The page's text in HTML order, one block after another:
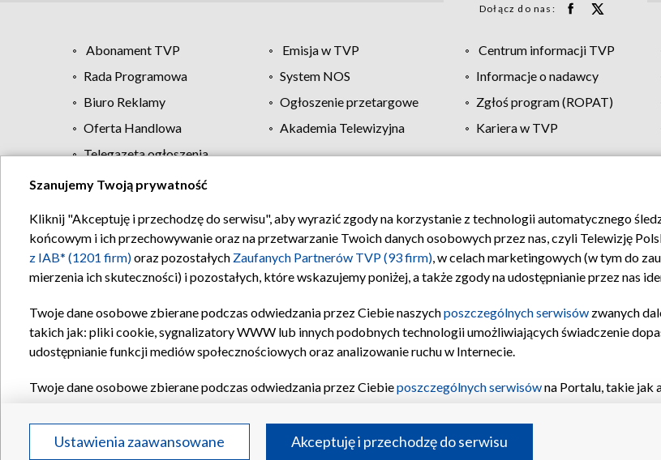
Dołącz do nas:
Abonament TVP Emisja w TVP Centrum informacji TVP
Rada Programowa
System NOS Informacje o nadawcy
Biuro Reklamy
Ogłoszenie przetargowe Zgłoś program (ROPAT)
Oferta Handlowa
Akademia Telewizyjna Kariera w TVP
Telegazeta ogłoszenia
Regulamin TVP Polityka prywatności Moje zgody Pomoc
Szanujemy Twoją prywatność
Kliknij "Akceptuję i przechodzę do serwisu", aby wyrazić zgody na korzystanie z technologii automatycznego
końcowym i ich przechowywanie oraz na przetwarzanie Twoich danych osobowych przez nas, czyli Telewizję
z IAB* (1201 firm)oraz pozostałych Zaufanych Partnerów TVP (93 firm), w celach marketingowych (w tym do
mierzenia ich skuteczności) i pozostałych, które wskazujemy poniżej, a także zgody na udostępnianie przez nas
Twoje dane osobowe zbierane podczas odwiedzania przez Ciebie naszychposzczególnych serwisów zwanych
takich jak: pliki cookie, sygnalizatory WWW lub innych podobnych technologii umożliwiających świadczenie
udostępnianie funkcji mediów społecznościowych oraz analizowanie ruchu w Internecie.
Twoje dane osobowe zbierane podczas odwiedzania przez Ciebieposzczególnych serwisówna Portalu, takie jak
Partnerów TVPdla realizacji następujących celów i funkcji: przechowywania informacji na urządzeniu lub dostęp
reklam, tworzenia profilu spersonalizowanych reklam, tworzenia profilu spersonalizowanych treści, wyboru
Ustawienia zaawansowane Akceptuję i przechodzę do serwisu